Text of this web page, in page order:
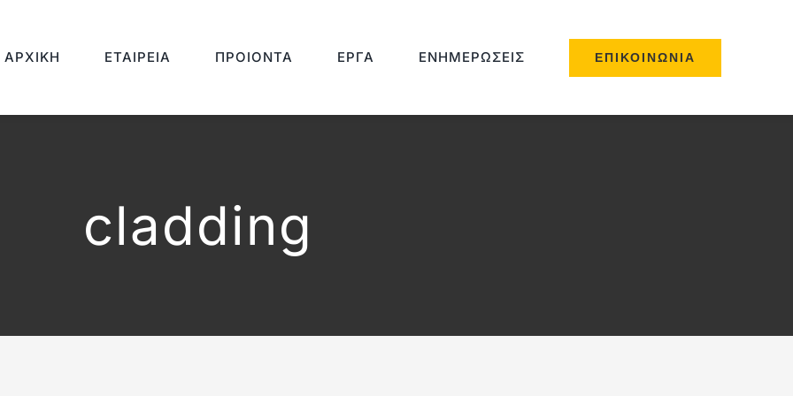
ΑΡΧΙΚΉ ΕΤΑΙΡΕΊΑ ΠΡΟΙΌΝΤΑ ΈΡΓΑ ΕΝΗΜΕΡΏΣΕΙΣ ΕΠΙΚΟΙΝΩΝΊΑ
cladding